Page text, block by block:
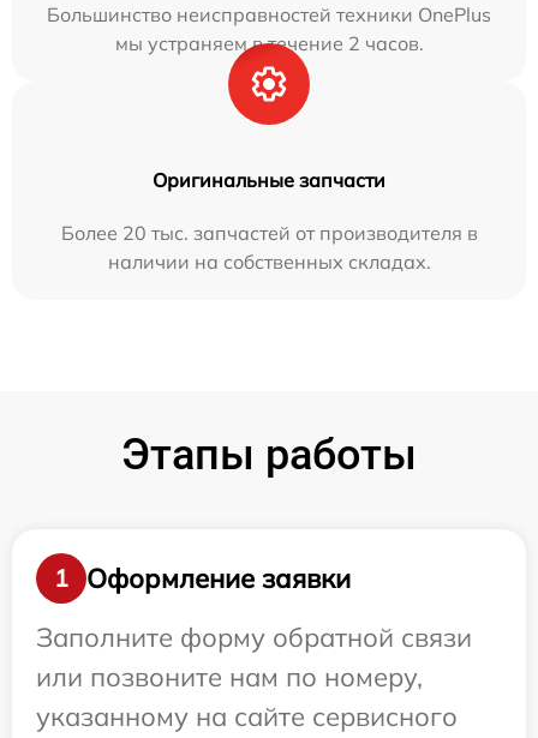
Большинство неисправностей техники OnePlus
мы устраняем в течение 2 часов.
Оригинальные запчасти
Более 20 тыс. запчастей от производителя в
наличии на собственных складах.
Этапы работы
1
Оформление заявки
Заполните форму обратной связи
или позвоните нам по номеру,
указанному на сайте сервисного